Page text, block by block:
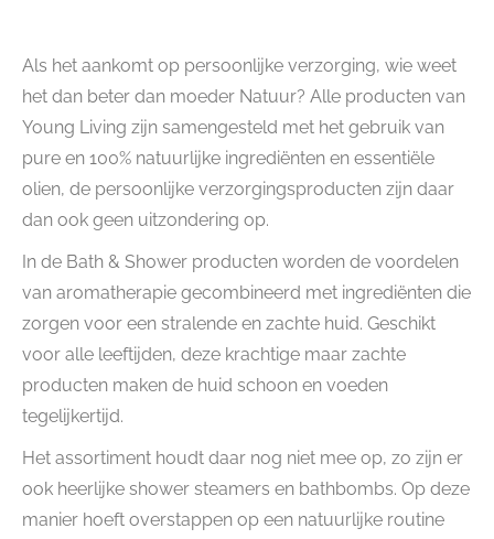
Als het aankomt op persoonlijke verzorging, wie weet
het dan beter dan moeder Natuur? Alle producten van
Young Living zijn samengesteld met het gebruik van
pure en 100% natuurlijke ingrediënten en essentiële
olien, de persoonlijke verzorgingsproducten zijn daar
dan ook geen uitzondering op.
In de Bath & Shower producten worden de voordelen
van aromatherapie gecombineerd met ingrediënten die
zorgen voor een stralende en zachte huid. Geschikt
voor alle leeftijden, deze krachtige maar zachte
producten maken de huid schoon en voeden
tegelijkertijd.
Het assortiment houdt daar nog niet mee op, zo zijn er
ook heerlijke shower steamers en bathbombs. Op deze
manier hoeft overstappen op een natuurlijke routine